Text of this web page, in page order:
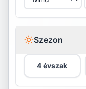
Szezon
4 évszak